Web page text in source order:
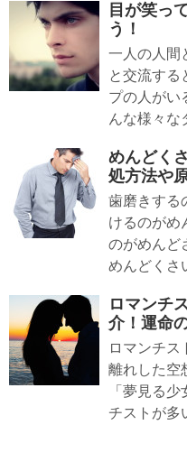
目が笑っ
う！
一人の人間
と交流する
プの人がい
んな様々
めんどく
処方法や
歯磨きする
けるのがめ
のがめんど
めんどくさ
ロマンチ
介！運命
ロマンチス
離れした空
「夢見る
チストが多